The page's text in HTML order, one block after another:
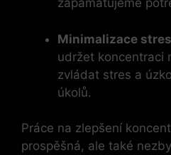
zapamatujeme
Minimalizace
udržet koncentraci
zvládat stres a
úkolů.
Práce na zlepšení
prospěšná, ale také